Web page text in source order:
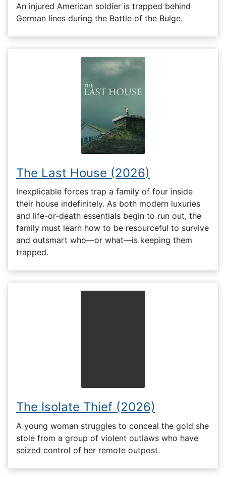
An injured American soldier is trapped behind
German lines during the Battle of the Bulge.
The Last House (2026)
Inexplicable forces trap a family of four inside
their house indefinitely. As both modern luxuries
and life-or-death essentials begin to run out, the
family must learn how to be resourceful to survive
and outsmart who—or what—is keeping them
trapped.
The Isolate Thief (2026)
A young woman struggles to conceal the gold she
stole from a group of violent outlaws who have
seized control of her remote outpost.